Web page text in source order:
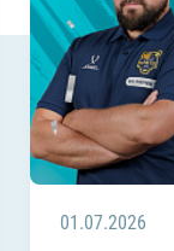
01.07.2026